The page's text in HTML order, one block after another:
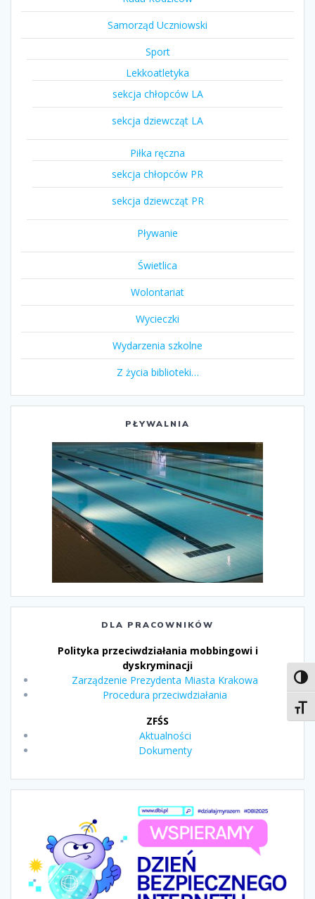
Samorząd Uczniowski
Sport
Lekkoatletyka
sekcja chłopców LA
sekcja dziewcząt LA
Piłka ręczna
sekcja chłopców PR
sekcja dziewcząt PR
Pływanie
Świetlica
Wolontariat
Wycieczki
Wydarzenia szkolne
Z życia biblioteki…
PŁYWALNIA
DLA PRACOWNIKÓW
Polityka przeciwdziałania mobbingowi i
dyskryminacji
Zarządzenie Prezydenta Miasta Krakowa
Procedura przeciwdziałania
ZFŚS
Aktualności
Dokumenty